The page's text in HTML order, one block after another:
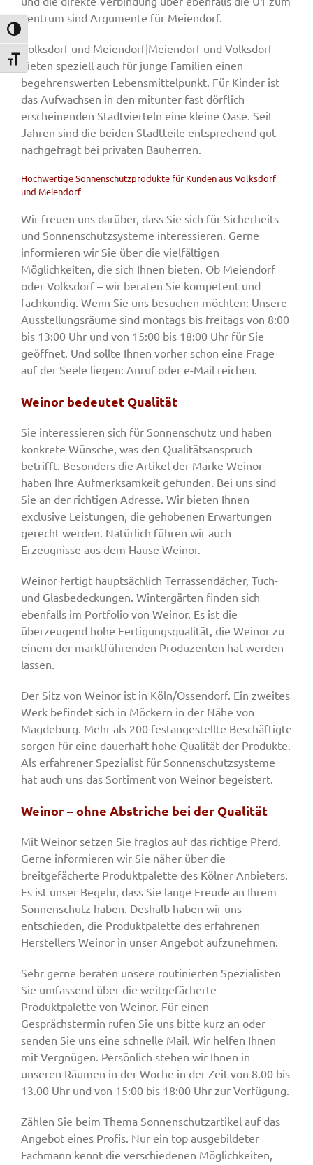
Umschalten auf hohe Kontraste
Schrift vergrößern
Zentrum sind Argumente für Meiendorf.
Volksdorf und Meiendorf|Meiendorf und Volksdorf
bieten speziell auch für junge Familien einen
begehrenswerten Lebensmittelpunkt. Für Kinder ist
das Aufwachsen in den mitunter fast dörflich
erscheinenden Stadtvierteln eine kleine Oase. Seit
Jahren sind die beiden Stadtteile entsprechend gut
nachgefragt bei privaten Bauherren.
Hochwertige Sonnenschutzprodukte für Kunden aus Volksdorf
und Meiendorf
Wir freuen uns darüber, dass Sie sich für Sicherheits-
und Sonnenschutzsysteme interessieren. Gerne
informieren wir Sie über die vielfältigen
Möglichkeiten, die sich Ihnen bieten. Ob Meiendorf
oder Volksdorf – wir beraten Sie kompetent und
fachkundig. Wenn Sie uns besuchen möchten: Unsere
Ausstellungsräume sind montags bis freitags von 8:00
bis 13:00 Uhr und von 15:00 bis 18:00 Uhr für Sie
geöffnet. Und sollte Ihnen vorher schon eine Frage
auf der Seele liegen: Anruf oder e-Mail reichen.
Weinor bedeutet Qualität
Sie interessieren sich für Sonnenschutz und haben
konkrete Wünsche, was den Qualitätsanspruch
betrifft. Besonders die Artikel der Marke Weinor
haben Ihre Aufmerksamkeit gefunden. Bei uns sind
Sie an der richtigen Adresse. Wir bieten Ihnen
exclusive Leistungen, die gehobenen Erwartungen
gerecht werden. Natürlich führen wir auch
Erzeugnisse aus dem Hause Weinor.
Weinor fertigt hauptsächlich Terrassendächer, Tuch-
und Glasbedeckungen. Wintergärten finden sich
ebenfalls im Portfolio von Weinor. Es ist die
überzeugend hohe Fertigungsqualität, die Weinor zu
einem der marktführenden Produzenten hat werden
lassen.
Der Sitz von Weinor ist in Köln/Ossendorf. Ein zweites
Werk befindet sich in Möckern in der Nähe von
Magdeburg. Mehr als 200 festangestellte Beschäftigte
sorgen für eine dauerhaft hohe Qualität der Produkte.
Als erfahrener Spezialist für Sonnenschutzsysteme
hat auch uns das Sortiment von Weinor begeistert.
Weinor – ohne Abstriche bei der Qualität
Mit Weinor setzen Sie fraglos auf das richtige Pferd.
Gerne informieren wir Sie näher über die
breitgefächerte Produktpalette des Kölner Anbieters.
Es ist unser Begehr, dass Sie lange Freude an Ihrem
Sonnenschutz haben. Deshalb haben wir uns
entschieden, die Produktpalette des erfahrenen
Herstellers Weinor in unser Angebot aufzunehmen.
Sehr gerne beraten unsere routinierten Spezialisten
Sie umfassend über die weitgefächerte
Produktpalette von Weinor. Für einen
Gesprächstermin rufen Sie uns bitte kurz an oder
senden Sie uns eine schnelle Mail. Wir helfen Ihnen
mit Vergnügen. Persönlich stehen wir Ihnen in
unseren Räumen in der Woche in der Zeit von 8.00 bis
13.00 Uhr und von 15:00 bis 18:00 Uhr zur Verfügung.
Zählen Sie beim Thema Sonnenschutzartikel auf das
Angebot eines Profis. Nur ein top ausgebildeter
Fachmann kennt die verschiedenen Möglichkeiten,